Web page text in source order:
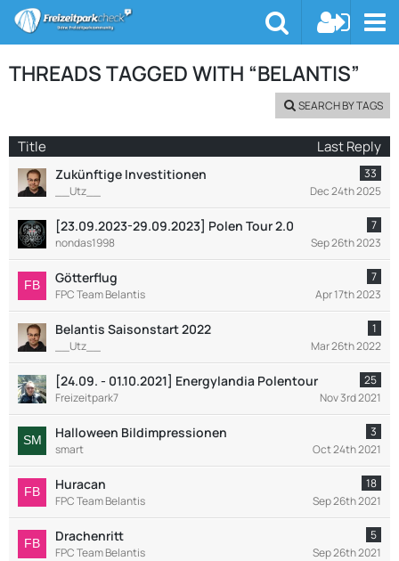
THREADS TAGGED WITH “BELANTIS”
SEARCH BY TAGS
Title Last Reply
Zukünftige Investitionen
33
__Utz__
Dec 24th 2025
[23.09.2023-29.09.2023] Polen Tour 2.0
7
nondas1998
Sep 26th 2023
Götterflug
7
FPC Team Belantis
Apr 17th 2023
Belantis Saisonstart 2022
1
__Utz__
Mar 26th 2022
[24.09. - 01.10.2021] Energylandia Polentour
25
Freizeitpark7
Nov 3rd 2021
Halloween Bildimpressionen
3
smart
Oct 24th 2021
Huracan
18
FPC Team Belantis
Sep 26th 2021
Drachenritt
5
FPC Team Belantis
Sep 26th 2021